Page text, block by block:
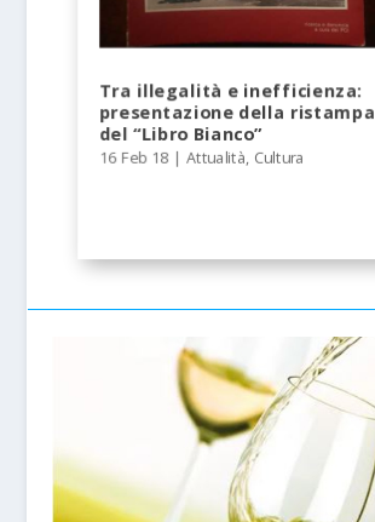
Tra illegalità e inefficienza:
presentazione della ristampa
del “Libro Bianco”
16 Feb 18 |Attualità, Cultura